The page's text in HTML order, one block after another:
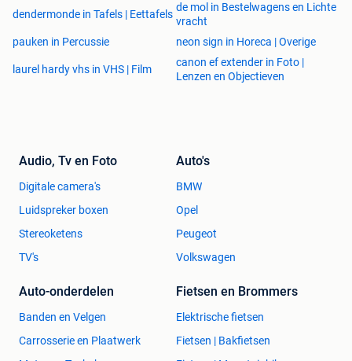
dendermonde in Tafels | Eettafels
de mol in Bestelwagens en Lichte
vracht
pauken in Percussie
neon sign in Horeca | Overige
laurel hardy vhs in VHS | Film
canon ef extender in Foto |
Lenzen en Objectieven
Audio, Tv en Foto
Digitale camera's
Luidspreker boxen
Stereoketens
TV's
Auto's
BMW
Opel
Peugeot
Volkswagen
Auto-onderdelen
Banden en Velgen
Carrosserie en Plaatwerk
Fietsen en Brommers
Elektrische fietsen
Fietsen | Bakfietsen